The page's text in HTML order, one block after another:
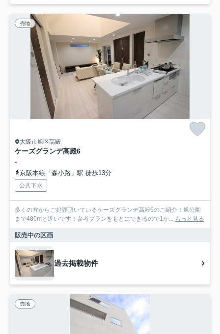
売地
大阪市旭区高殿
ケーズグランデ高殿6
-
京阪本線「森小路」駅 徒歩13分
公共下水
多くの方からご好評頂いているケーズグランデ高殿6のご紹介！旭公園
まで480mと近いです！参考プランをもとにできるので1か... もっと見る
販売中の区画
過去掲載物件
売地